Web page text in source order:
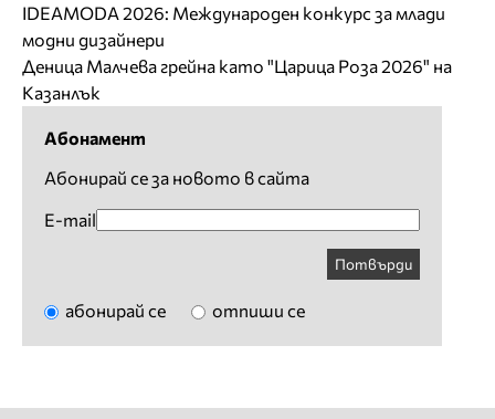
IDEAMODA 2026: Международен конкурс за млади
модни дизайнери
Деница Малчева грейна като "Царица Роза 2026" на
Казанлък
Абонамент
Абонирай се за новото в сайта
E-mail
Потвърди
абонирай се отпиши се